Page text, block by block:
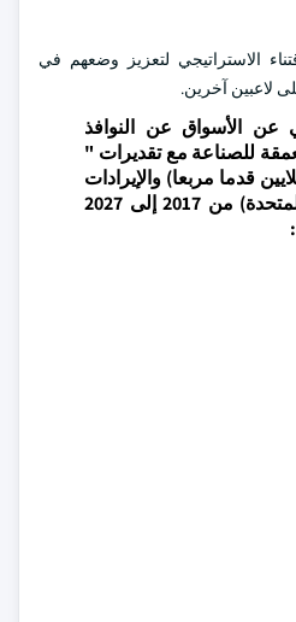
الاستراتيجي لتعزيز وضعهم في
لاعبين آخرين.
عن الأسواق عن النوافذ
للصناعة مع تقديرات "
قدما مربعا) والإيرادات
(ببلايين دولارات الولايات المتحدة) من 2017 إلى 2027